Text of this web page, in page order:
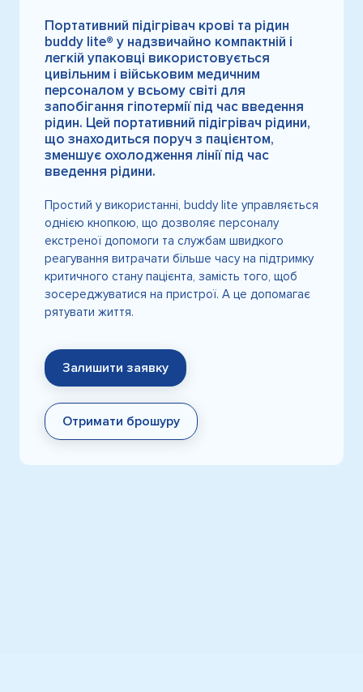
Портативний підігрівач крові та рідин
buddy lite® у надзвичайно компактній і
легкій упаковці використовується
цивільним і військовим медичним
персоналом у всьому світі для
запобігання гіпотермії під час введення
рідин. Цей портативний підігрівач рідини,
що знаходиться поруч з пацієнтом,
зменшує охолодження лінії під час
введення рідини.
Простий у використанні, buddy lite управляється
однією кнопкою, що дозволяє персоналу
екстреної допомоги та службам швидкого
реагування витрачати більше часу на підтримку
критичного стану пацієнта, замість того, щоб
зосереджуватися на пристрої. А це допомагає
рятувати життя.
Залишити заявку
Отримати брошуру